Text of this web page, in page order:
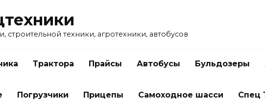
строительной техники, агротехники, автобусов
Трактора Прайсы Автобусы Бульдозеры
Погрузчики Прицепы Самоходное шасси Спец